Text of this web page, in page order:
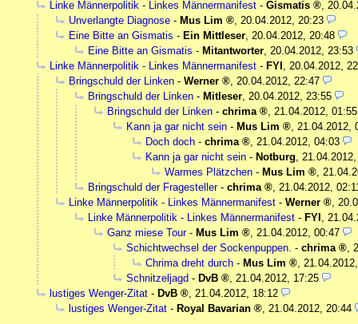
Linke Männerpolitik - Linkes Männermanifest - Gismatis ,
Unverlangte Diagnose - Mus Lim , 20.04.2012, 20:23
Eine Bitte an Gismatis - Ein Mittleser, 20.04.2012, 20:48
Eine Bitte an Gismatis - Mitantworter, 20.04.2012, 23:53
Linke Männerpolitik - Linkes Männermanifest - FYI , 20.04.2012,
Bringschuld der Linken - Werner , 20.04.2012, 22:47
Bringschuld der Linken - Mitleser, 20.04.2012, 23:55
Bringschuld der Linken - chrima , 21.04.2012, 01:55
Kann ja gar nicht sein - Mus Lim , 21.04.2012,
Doch doch - chrima , 21.04.2012, 04:03
Kann ja gar nicht sein - Notburg,
Warmes Plätzchen - Mus Lim ,
Bringschuld der Fragesteller- chrima , 21.04.2012,
Linke Männerpolitik - Linkes Männermanifest - Werner ,
Linke Männerpolitik - Linkes Männermanifest - FYI ,
Ganz miese Tour- Mus Lim , 21.04.2012, 00:47
Schichtwechsel der Sockenpuppen. - chrima ,
Chrima dreht durch - Mus Lim ,
Schnitzeljagd - DvB , 21.04.2012, 17:25
lustiges Wenger-Zitat - DvB , 21.04.2012, 18:12
lustiges Wenger-Zitat - Royal Bavarian , 21.04.2012, 20:44